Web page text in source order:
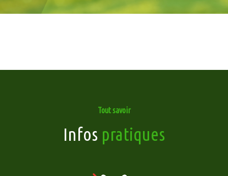
Tout savoir
Infos pratiques